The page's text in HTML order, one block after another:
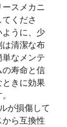
スメカニ
くださ
ように、少
清潔な布
なメンテ
寿命と信
きに効果
が損傷して
ら互換性